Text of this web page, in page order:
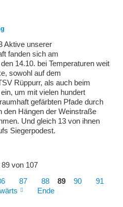
Aktive unserer
fanden sich am
14.10. bei Temperaturen weit
sowohl auf dem
Rüppurr, als auch beim
um mit vielen hundert
gefärbten Pfade durch
den Hängen der Weinstraße
Und gleich 13 von ihnen
Siegerpodest.
89 von 107
87 88 89 90
91
Ende